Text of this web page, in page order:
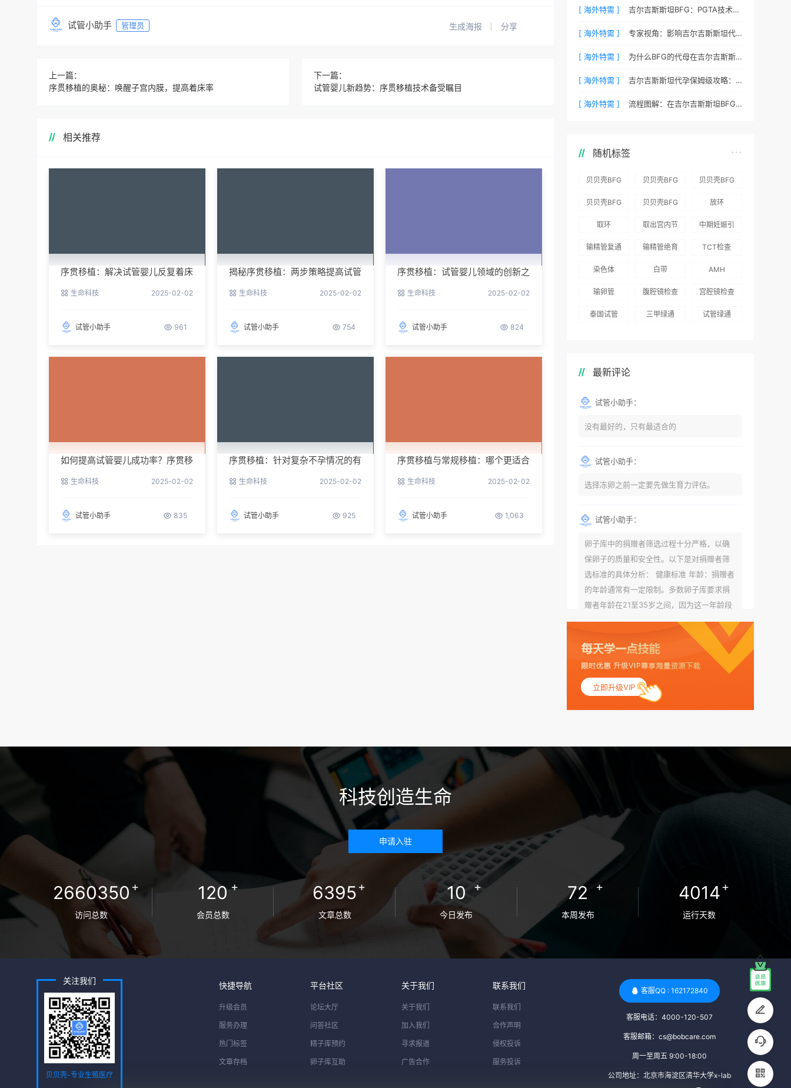
试管小助手 管理员 生成海报 分享
上一篇：
序贯移植的奥秘：唤醒子宫内膜，提高着床率
下一篇：
试管婴儿新趋势：序贯移植技术备受瞩目
相关推荐
序贯移植：解决试管婴儿反复着床
生命科技 2025-02-02
试管小助手 961
揭秘序贯移植：两步策略提高试管
生命科技 2025-02-02
试管小助手 754
序贯移植：试管婴儿领域的创新之
生命科技 2025-02-02
试管小助手 824
如何提高试管婴儿成功率？序贯移
生命科技 2025-02-02
试管小助手 835
序贯移植：针对复杂不孕情况的有
生命科技 2025-02-02
试管小助手 925
序贯移植与常规移植：哪个更适合
生命科技 2025-02-02
试管小助手 1,063
[ 海外特需 ] 吉尔吉斯斯坦BFG：PGTA技术如何降低代孕流产风险？
[ 海外特需 ] 专家视角：影响吉尔吉斯斯坦代孕成功率的三个核心要素
[ 海外特需 ] 为什么BFG的代母在吉尔吉斯斯坦拥有最高顺产率？
[ 海外特需 ] 吉尔吉斯斯坦代孕保姆级攻略：BFG为您整理常见QA
[ 海外特需 ] 流程图解：在吉尔吉斯斯坦BFG代孕需要待多久？
随机标签
贝贝壳BFG
坦就诊患者
贝贝壳BFG
96.3%，“医
得分最高
贝贝壳BFG
划”：抱娃
贝贝壳BFG
资源库志愿
贝贝壳BFG
海外辅助生
放环
取环
取出宫内节
中期妊娠引
输精管复通
输精管绝育
TCT检查
染色体 白带 AMH
输卵管 腹腔镜检查 宫腔镜检查
泰国试管 三甲绿通 试管绿通
最新评论
试管小助手：
没有最好的，只有最适合的
试管小助手：
选择冻卵之前一定要先做生育力评估。
试管小助手：
卵子库中的捐赠者筛选过程十分严格，以确
保卵子的质量和安全性。以下是对捐赠者筛
选标准的具体分析： 健康标准 年龄：捐赠者
的年龄通常有一定限制。多数卵子库要求捐
赠者年龄在21至35岁之间，因为这一年龄段
女性的卵子质量相对较高。不过，不同卵子
库的具体年龄要求可能有所不同。 身体质量
指数（BMI）：捐赠者的BMI通常需要在正常
范围内，以确保其身体健康状况良好。过高
的BMI可能与多种健康问题相关联，包括不孕
症和妊娠并发症。 生殖健康：捐赠者需要有
规律的月经期，无生殖障碍或异常问题。此
赠者及其家庭成员需要无严重的遗传病史、
传染病检查：捐赠者需要进行全面的传染病
检查，包括乙肝、丙肝、HIV、梅毒等。这些
检查旨在确保捐赠者未携带任何可传染给受
卵者的病原体。 药物与生活习惯：捐赠者需
要是非尼古丁使用者、非吸烟者、非吸毒
者，并且未使用可能影响卵子质量的药物，
如某些精神药物和避孕植入物。 学历与心理
标准 学历要求：部分卵子库对捐赠者的学历
为捐赠者，但这并不是绝对的筛选条件。 心
估，以确定其对捐赠过程的态度、理解可能
遇到的问题以及未来与受卵者的关系。这有
助于确保捐赠者在捐赠过程中保持积极的心
态，并理解其捐赠行为的意义。 其他标准 责
尊重预约和时间表。这有助于确保捐赠周期
立即升级VIP
科技创造生命
申请入驻
2660350 +
访问总数
120+
会员总数
6395+
文章总数
10 +
今日发布
72 +
本周发布
4014+
运行天数
关注我们
贝贝壳-专业生殖医疗
快捷导航
升级会员
服务办理
热门标签
文章存档
平台社区
论坛大厅
问答社区
精子库预约
卵子库互助
关于我们
关于我们
加入我们
寻求报道
广告合作
联系我们
联系我们
合作声明
侵权投诉
服务投诉
客服QQ : 162172840
客服电话：4000-120-507
客服邮箱：cs@bobcare.com
周一至周五 9:00-18:00
公司地址：北京市海淀区清华大学x-lab